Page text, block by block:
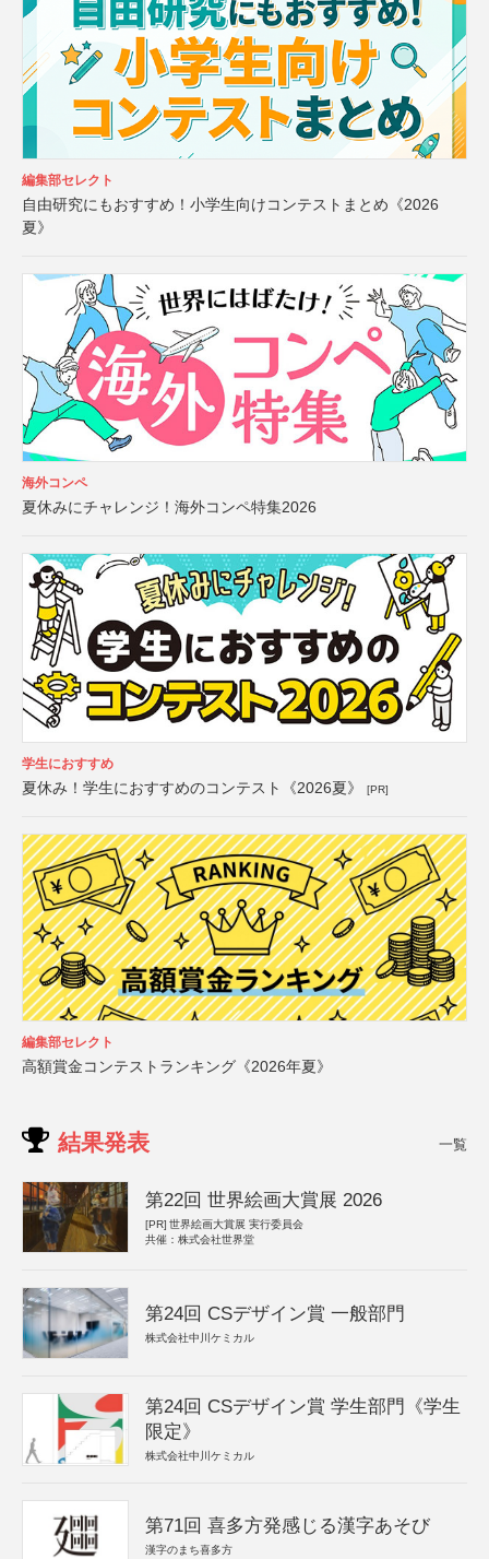
編集部セレクト
自由研究にもおすすめ！小学生向けコンテストまとめ《2026
夏》
海外コンペ
夏休みにチャレンジ！海外コンペ特集2026
学生におすすめ
夏休み！学生におすすめのコンテスト《2026夏》 [PR]
編集部セレクト
高額賞金コンテストランキング《2026年夏》
結果発表 一覧
第22回 世界絵画大賞展 2026
[PR] 世界絵画大賞展 実行委員会
共催：株式会社世界堂
第24回 CSデザイン賞 一般部門
株式会社中川ケミカル
第24回 CSデザイン賞 学生部門《学生
限定》
株式会社中川ケミカル
第71回 喜多方発感じる漢字あそび
漢字のまち喜多方